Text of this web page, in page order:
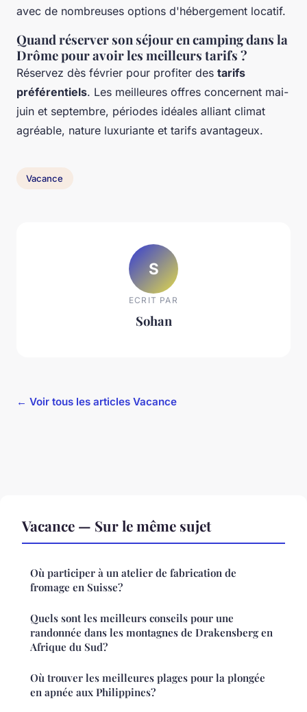
avec de nombreuses options d'hébergement locatif.
Quand réserver son séjour en camping dans la
Drôme pour avoir les meilleurs tarifs ?
Réservez dès février pour profiter des tarifs
préférentiels. Les meilleures offres concernent mai-
juin et septembre, périodes idéales alliant climat
agréable, nature luxuriante et tarifs avantageux.
Vacance
S
ECRIT PAR
Sohan
← Voir tous les articles Vacance
Vacance — Sur le même sujet
Où participer à un atelier de fabrication de
fromage en Suisse?
Quels sont les meilleurs conseils pour une
randonnée dans les montagnes de Drakensberg en
Afrique du Sud?
Où trouver les meilleures plages pour la plongée
en apnée aux Philippines?